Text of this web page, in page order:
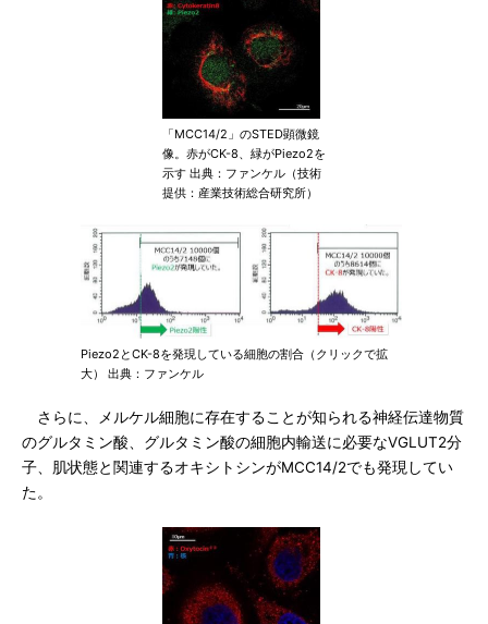
「MCC14/2」のSTED顕微鏡
像。赤がCK-8、緑がPiezo2を
示す 出典：ファンケル（技術
提供：産業技術総合研究所）
Piezo2とCK-8を発現している細胞の割合（クリックで拡
大） 出典：ファンケル
さらに、メルケル細胞に存在することが知られる神経伝達物質
のグルタミン酸、グルタミン酸の細胞内輸送に必要なVGLUT2分
子、肌状態と関連するオキシトシンがMCC14/2でも発現してい
た。